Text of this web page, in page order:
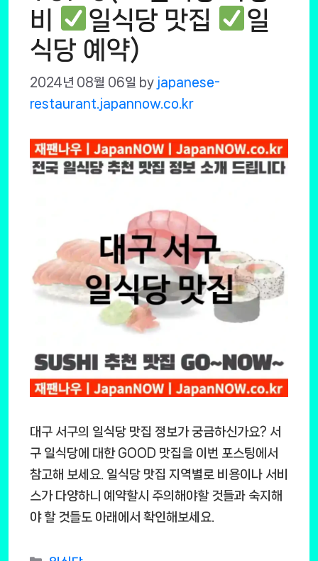
비
일식당 맛집
일
식당 예약)
2024년 08월 06일 by japanese-
restaurant.japannow.co.kr
대구 서구의 일식당 맛집 정보가 궁금하신가요? 서
구 일식당에 대한 GOOD 맛집을 이번 포스팅에서
참고해 보세요. 일식당 맛집 지역별로 비용이나 서비
스가 다양하니 예약할시 주의해야할 것들과 숙지해
야 할 것들도 아래에서 확인해보세요.